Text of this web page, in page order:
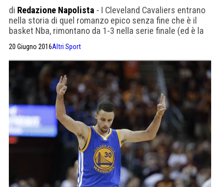
di Redazione Napolista - I Cleveland Cavaliers entrano
nella storia di quel romanzo epico senza fine che è il
basket Nba, rimontano da 1-3 nella serie finale (ed è la
prima volta che accade nelle Finals) e conquistano il
titolo in un modo incredibile al termine della decisiva
gara-7. Una partita vinta in casa dei campioni uscenti
Golden State […]
20 Giugno 2016Altri Sport